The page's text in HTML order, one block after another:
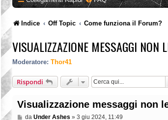
Indice Off Topic Come funziona il Forum?
VISUALIZZAZIONE MESSAGGI NON
Moderatore: Thor41
Rispondi
Visualizzazione messaggi non
M
da Under Ashes » 3 giu 2024, 11:49